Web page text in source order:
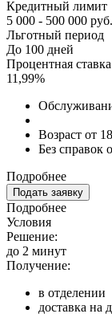
Кредитный лимит
5 000 - 500 000 руб.
Льготный период
До 100 дней
Процентная ставка
11,99%
Возраст от
Без справок
Подробнее
Подать заявку
Подробнее
Условия
Решение:
до 2 минут
Получение:
в отделении
доставка на